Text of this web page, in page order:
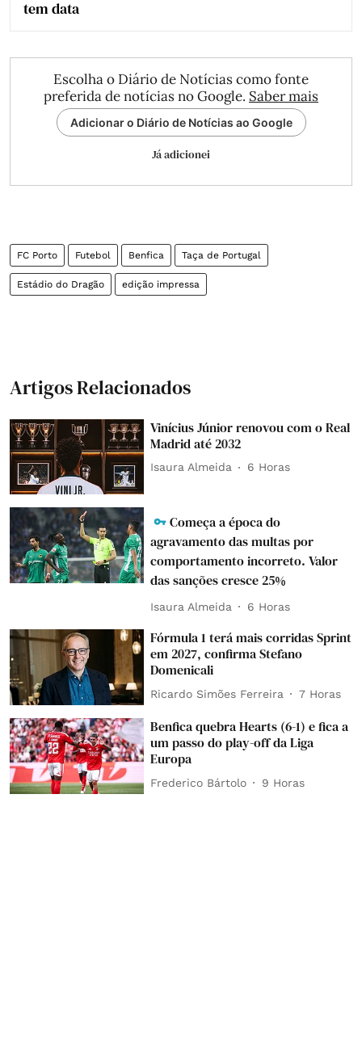
tem data
Escolha o Diário de Notícias como fonte
preferida de notícias no Google. Saber mais
Adicionar o Diário de Notícias ao Google
Já adicionei
FC Porto Futebol Benfica Taça de Portugal
Estádio do Dragão edição impressa
Artigos Relacionados
Vinícius Júnior renovou com o Real
Madrid até 2032
Isaura Almeida 6 Horas
Começa a época do
agravamento das multas por
comportamento incorreto. Valor
das sanções cresce 25%
Isaura Almeida 6 Horas
Fórmula 1 terá mais corridas Sprint
em 2027, confirma Stefano
Domenicali
Ricardo Simões Ferreira 7 Horas
Benfica quebra Hearts (6-1) e fica a
um passo do play-off da Liga
Europa
Frederico Bártolo 9 Horas